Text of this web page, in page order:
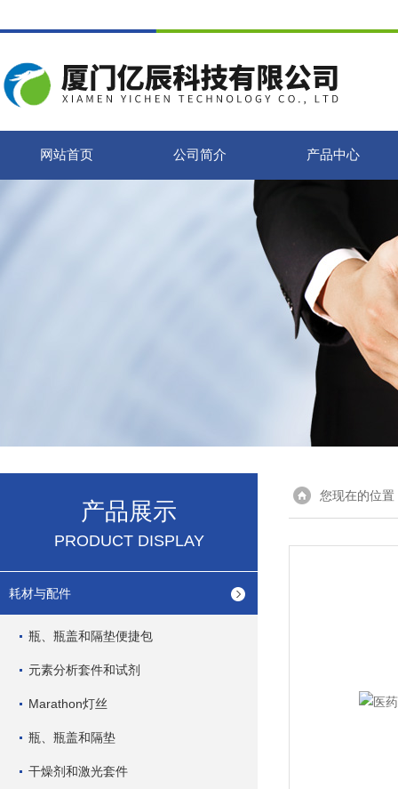
网站首页 公司简介 产品中心
产品展示
PRODUCT DISPLAY
耗材与配件
瓶、瓶盖和隔垫便捷包
元素分析套件和试剂
Marathon灯丝
瓶、瓶盖和隔垫
干燥剂和激光套件
您现在的位置